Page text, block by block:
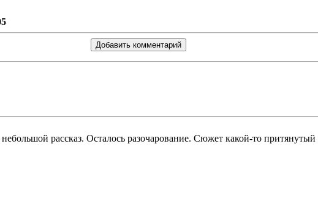
небольшой рассказ. Осталось разочарование. Сюжет какой-то